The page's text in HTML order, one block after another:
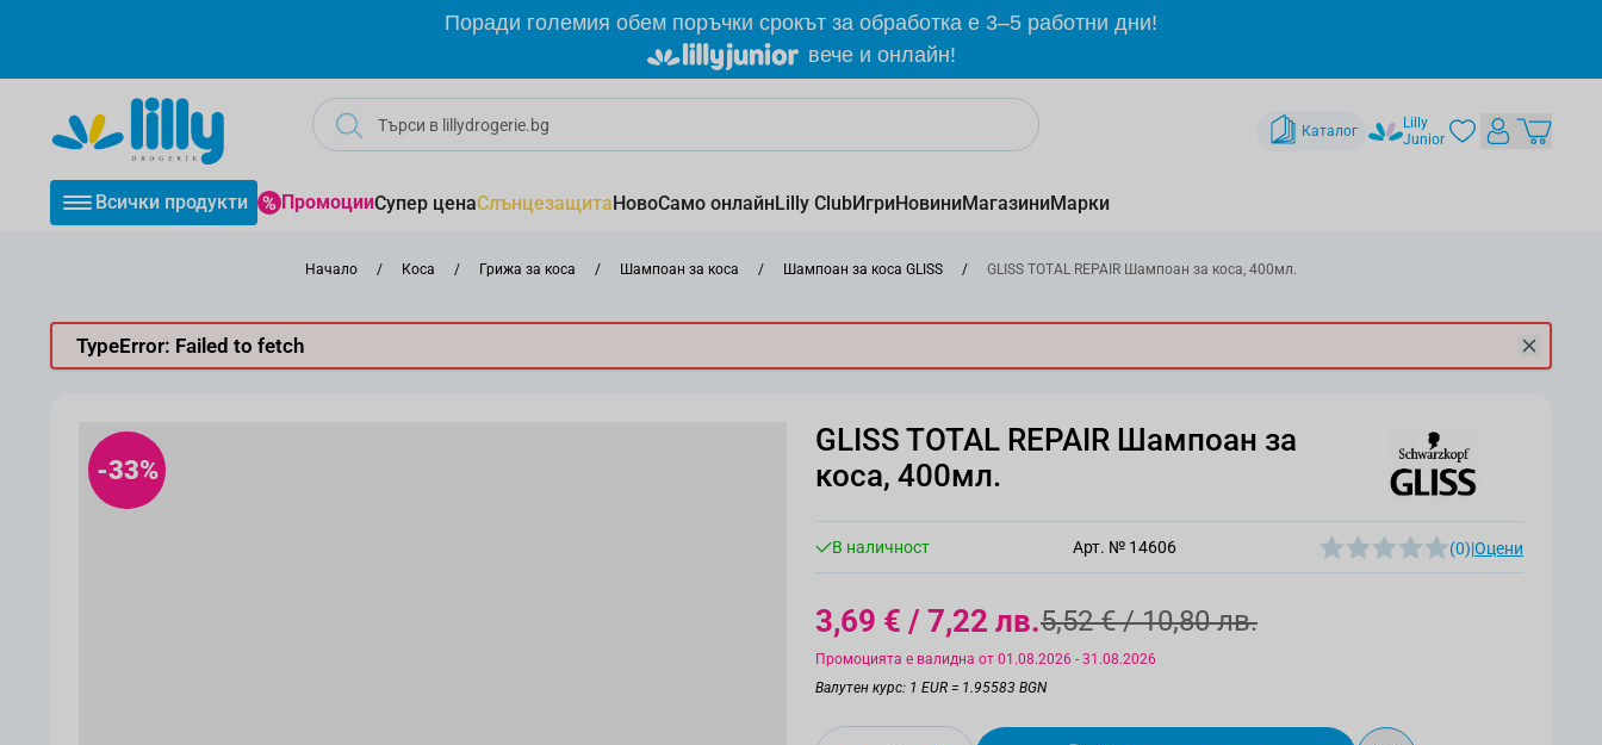
Поради големия обем поръчки срокът за обработка е 3–5 работни дни!
вече и онлайн!
Каталог
Lilly
Junior
Всички продукти ПромоцииСупер ценаСлънцезащитаНовоСамо онлайнLilly ClubИгриНовиниМагазиниМарки
Начало / Коса / Грижа за коса / Шампоан за коса / Шампоан за коса GLISS / GLISS TOTAL REPAIR Шампоан за коса, 400мл.
TypeError: Failed to fetch
-33%
GLISS TOTAL REPAIR Шампоан за
коса, 400мл.
В наличност Арт. № 14606 (0)|Оцени
3,69 € / 7,22 лв.5,52 € / 10,80 лв.
Промоцията е валидна от 01.08.2026 - 31.08.2026
Валутен курс: 1 EUR = 1.95583 BGN